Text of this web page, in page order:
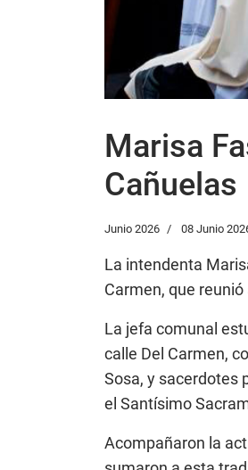
Marisa
Cañuelas
Junio 2026 08 Junio
La intendenta
Carmen, que
La jefa comunal
calle Del Carmen,
Sosa, y sacerdotes
el Santísimo
Acompañaron la